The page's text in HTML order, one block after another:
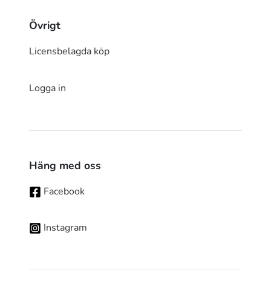
Övrigt
Licensbelagda köp
Logga in
Häng med oss
Facebook
Instagram